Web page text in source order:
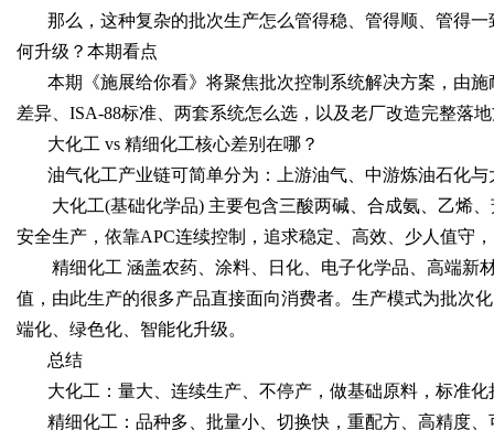
那么，这种复杂的批次生产怎么管得稳、管得顺、管得
何升级？本期看点
本期《施展给你看》将聚焦批次控制系统解决方案，由
差异、 ISA-88标准、两套系统怎么选，以及老厂改造完整落
大化工 vs 精细化工核心差别在哪？
油气化工产业链可简单分为：上游油气、中游炼油石化
大化工(基础化学品) 主要包含三酸两碱、合成氨、乙烯
安全生产，依靠APC连续控制，追求稳定、高效、少人值守
精细化工 涵盖农药、涂料、日化、电子化学品、高端新
值，由此生产的很多产品直接面向消费者。生产模式为批次
端化、绿色化、智能化升级。
总结
大化工：量大、连续生产、不停产，做基础原料，标准化
精细化工：品种多、批量小、切换快，重配方、高精度